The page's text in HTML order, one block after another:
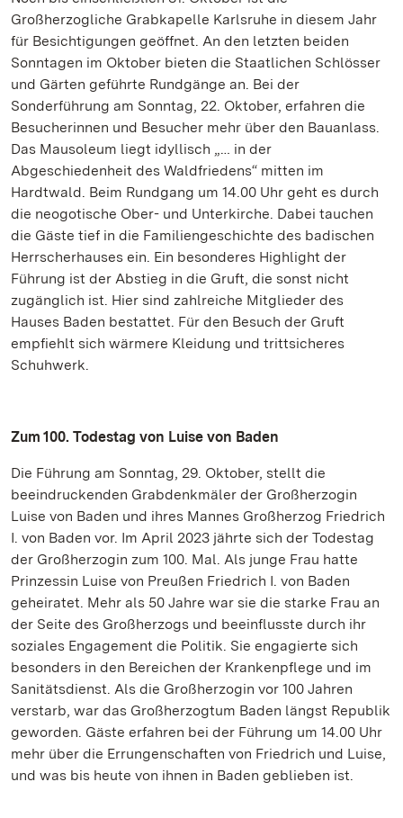
Großherzogliche Grabkapelle Karlsruhe in diesem Jahr
für Besichtigungen geöffnet. An den letzten beiden
Sonntagen im Oktober bieten die Staatlichen Schlösser
und Gärten geführte Rundgänge an. Bei der
Sonderführung am Sonntag, 22. Oktober, erfahren die
Besucherinnen und Besucher mehr über den Bauanlass.
Das Mausoleum liegt idyllisch „… in der
Abgeschiedenheit des Waldfriedens“ mitten im
Hardtwald. Beim Rundgang um 14.00 Uhr geht es durch
die neogotische Ober- und Unterkirche. Dabei tauchen
die Gäste tief in die Familiengeschichte des badischen
Herrscherhauses ein. Ein besonderes Highlight der
Führung ist der Abstieg in die Gruft, die sonst nicht
zugänglich ist. Hier sind zahlreiche Mitglieder des
Hauses Baden bestattet. Für den Besuch der Gruft
empfiehlt sich wärmere Kleidung und trittsicheres
Schuhwerk.
Zum 100. Todestag von Luise von Baden
Die Führung am Sonntag, 29. Oktober, stellt die
beeindruckenden Grabdenkmäler der Großherzogin
Luise von Baden und ihres Mannes Großherzog Friedrich
I. von Baden vor. Im April 2023 jährte sich der Todestag
der Großherzogin zum 100. Mal. Als junge Frau hatte
Prinzessin Luise von Preußen Friedrich I. von Baden
geheiratet. Mehr als 50 Jahre war sie die starke Frau an
der Seite des Großherzogs und beeinflusste durch ihr
soziales Engagement die Politik. Sie engagierte sich
besonders in den Bereichen der Krankenpflege und im
Sanitätsdienst. Als die Großherzogin vor 100 Jahren
verstarb, war das Großherzogtum Baden längst Republik
geworden. Gäste erfahren bei der Führung um 14.00 Uhr
mehr über die Errungenschaften von Friedrich und Luise,
und was bis heute von ihnen in Baden geblieben ist.